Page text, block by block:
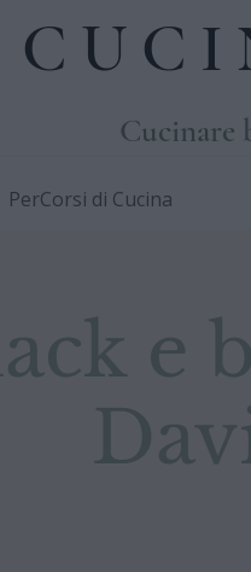
Cucinare
PerCorsi di Cucina
e